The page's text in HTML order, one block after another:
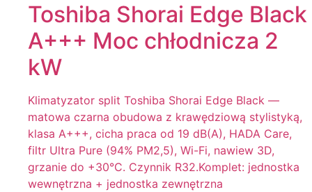
Toshiba Shorai Edge Black
A+++ Moc chłodnicza 2
kW
Klimatyzator split Toshiba Shorai Edge Black —
matowa czarna obudowa z krawędziową stylistyką,
klasa A+++, cicha praca od 19 dB(A), HADA Care,
filtr Ultra Pure (94% PM2,5), Wi-Fi, nawiew 3D,
grzanie do +30°C. Czynnik R32.Komplet: jednostka
wewnętrzna + jednostka zewnętrzna